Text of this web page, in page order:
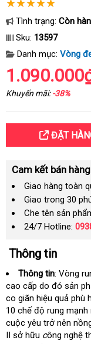
Tình trạng: Còn
Sku: 13597
Danh mục: Vòng
Khuyến mãi:-38%
ĐẶT
Cam kết bán hàng
Giao hàng toàn
Giao trong 30
Che tên sản
24/7 Hotline:
Thông tin
Thông tin: Vòng
cao cấp do đó sản
co giãn hiệu quả phù
10 chế độ rung mạnh
cuộc yêu trở nên
II sở hữu công nghệ